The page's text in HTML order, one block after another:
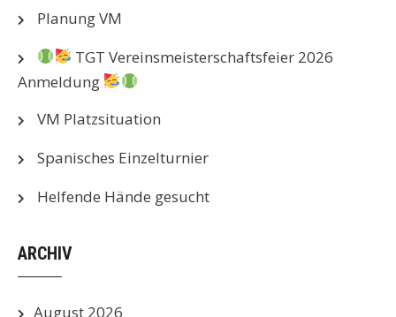
Planung VM
TGT Vereinsmeisterschaftsfeier 2026
Anmeldung
VM Platzsituation
Spanisches Einzelturnier
Helfende Hände gesucht
ARCHIV
August 2026